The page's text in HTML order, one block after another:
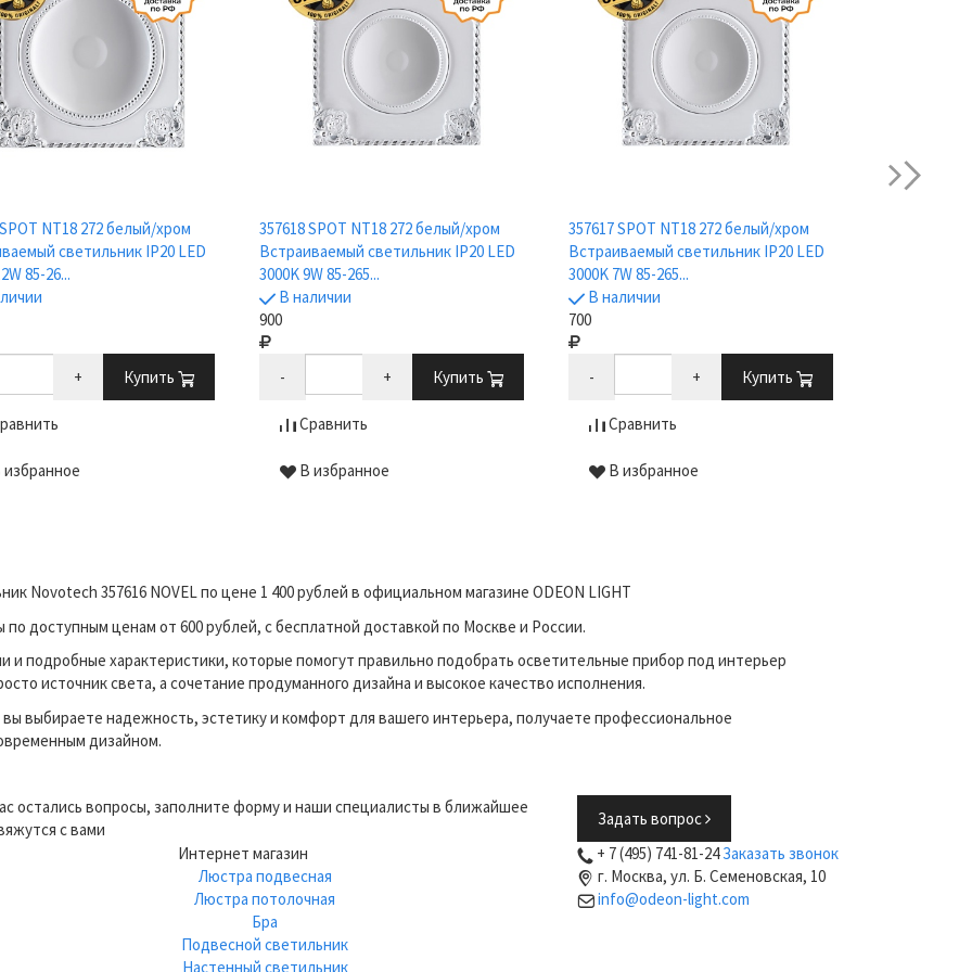
NT18 272 белый/хром
светильник IP20 LED
85-26...
+ Купить
избранное
357618 SPOT NT18 272 белый/хром
Встраиваемый светильник IP20 LED
3000K 9W 85-265...
В наличии
900
- + Купить
Сравнить
В избранное
357617 SPOT NT18 272 белый/хром
Встраиваемый светильник IP20 LED
3000K 7W 85-265...
В наличии
700
- + Купить
Сравнить
В избранное
next
Novotech 357616 NOVEL по цене 1 400 рублей в официальном магазине ODEON LIGHT
доступным ценам от 600 рублей, с бесплатной доставкой по Москве и России.
подробные характеристики, которые помогут правильно подобрать осветительные прибор под интерьер
источник света, а сочетание продуманного дизайна и высокое качество исполнения.
выбираете надежность, эстетику и комфорт для вашего интерьера, получаете профессиональное
дизайном.
остались вопросы, заполните форму и наши специалисты в ближайшее
с вами
Задать вопрос
Интернет магазин
Люстра подвесная
Люстра потолочная
Бра
Подвесной светильник
Настенный светильник
+ 7 (495) 741-81-24Заказать звонок
г. Москва, ул. Б. Семеновская, 10
info@odeon-light.com